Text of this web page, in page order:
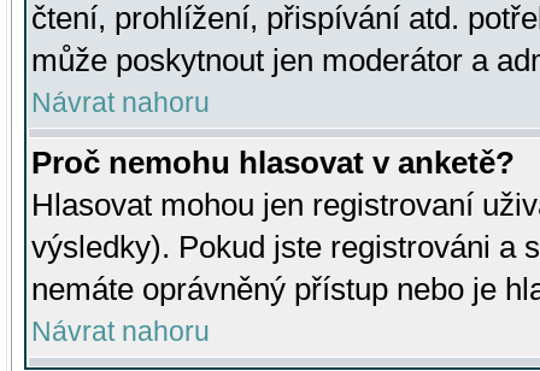
čtení, prohlížení, přispívání atd.
může poskytnout jen moderátor a
Návrat nahoru
Proč nemohu hlasovat v anketě?
Hlasovat mohou jen registrovaní
výsledky). Pokud jste registrováni a
nemáte oprávněný přístup nebo je
Návrat nahoru